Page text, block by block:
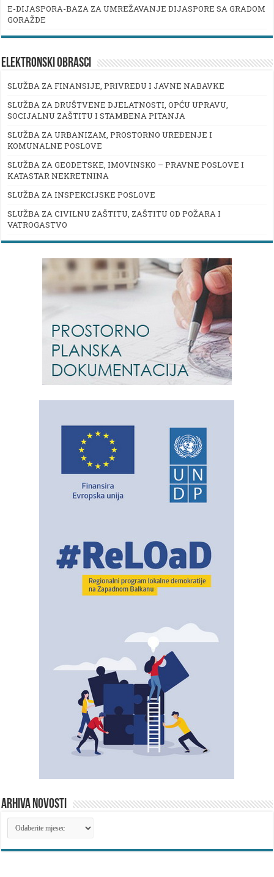
E-DIJASPORA-BAZA ZA UMREŽAVANJE DIJASPORE SA GRADOM
GORAŽDE
ELEKTRONSKI OBRASCI
SLUŽBA ZA FINANSIJE, PRIVREDU I JAVNE NABAVKE
SLUŽBA ZA DRUŠTVENE DJELATNOSTI, OPĆU UPRAVU,
SOCIJALNU ZAŠTITU I STAMBENA PITANJA
SLUŽBA ZA URBANIZAM, PROSTORNO UREĐENJE I
KOMUNALNE POSLOVE
SLUŽBA ZA GEODETSKE, IMOVINSKO – PRAVNE POSLOVE I
KATASTAR NEKRETNINA
SLUŽBA ZA INSPEKCIJSKE POSLOVE
SLUŽBA ZA CIVILNU ZAŠTITU, ZAŠTITU OD POŽARA I
VATROGASTVO
ARHIVA NOVOSTI
ARHIVA
NOVOSTI